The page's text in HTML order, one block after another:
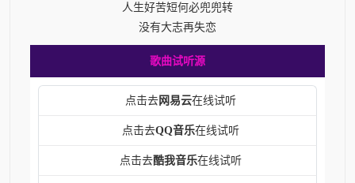
人生好苦短何必兜兜转
没有大志再失恋
歌曲试听源
点击去网易云在线试听
点击去QQ音乐在线试听
点击去酷我音乐在线试听